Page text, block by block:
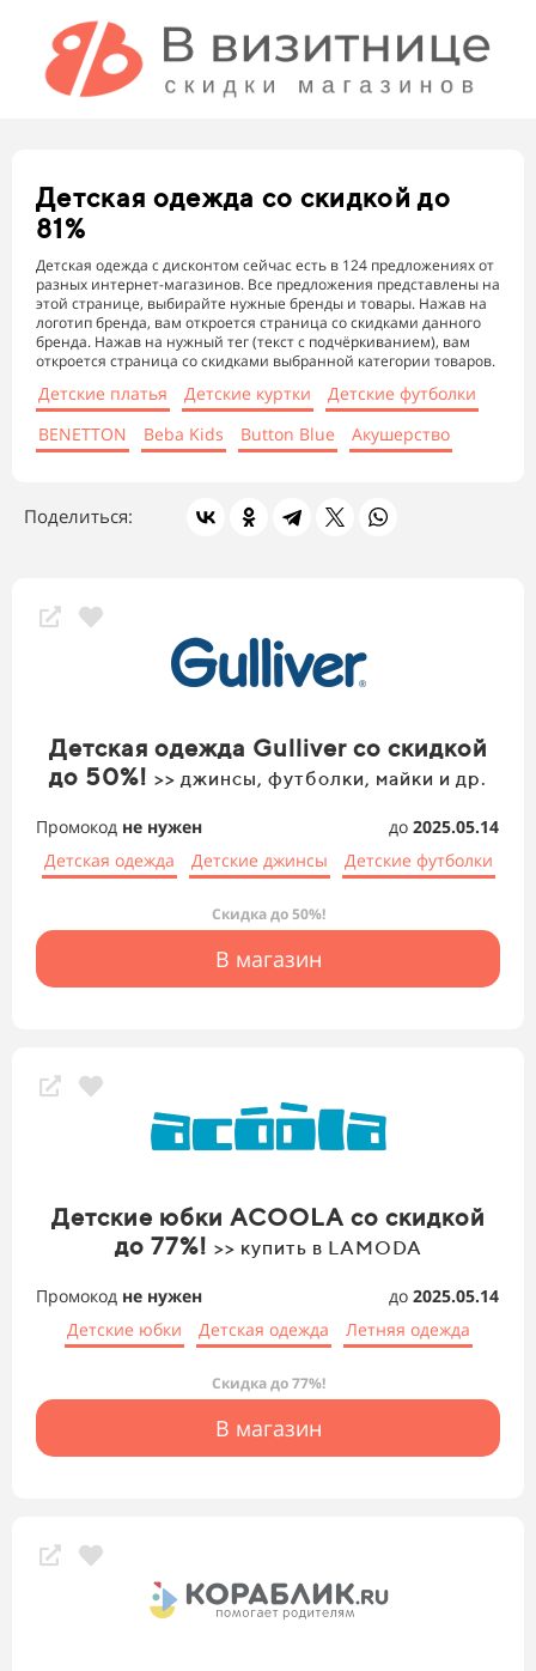
Детская одежда со скидкой до
81%
Детская одежда с дисконтом сейчас есть в 124 предложениях от
разных интернет-магазинов. Все предложения представлены на
этой странице, выбирайте нужные бренды и товары. Нажав на
логотип бренда, вам откроется страница со скидками данного
бренда. Нажав на нужный тег (текст с подчёркиванием), вам
откроется страница со скидками выбранной категории товаров.
Детские платья Детские куртки
Детские футболки
BENETTON
Beba Kids Button Blue Акушерство
Поделиться:
Детская одежда Gulliver со скидкой
до 50%! >> джинсы, футболки, майки и др.
Промокод не нужен до 2025.05.14
Детская одежда
Детские джинсы Детские футболки
Скидка до 50%!
В магазин
Детские юбки ACOOLA со скидкой
до 77%! >> купить в LAMODA
Промокод не нужен до 2025.05.14
Детские юбки
Детская одежда Летняя одежда
Скидка до 77%!
В магазин